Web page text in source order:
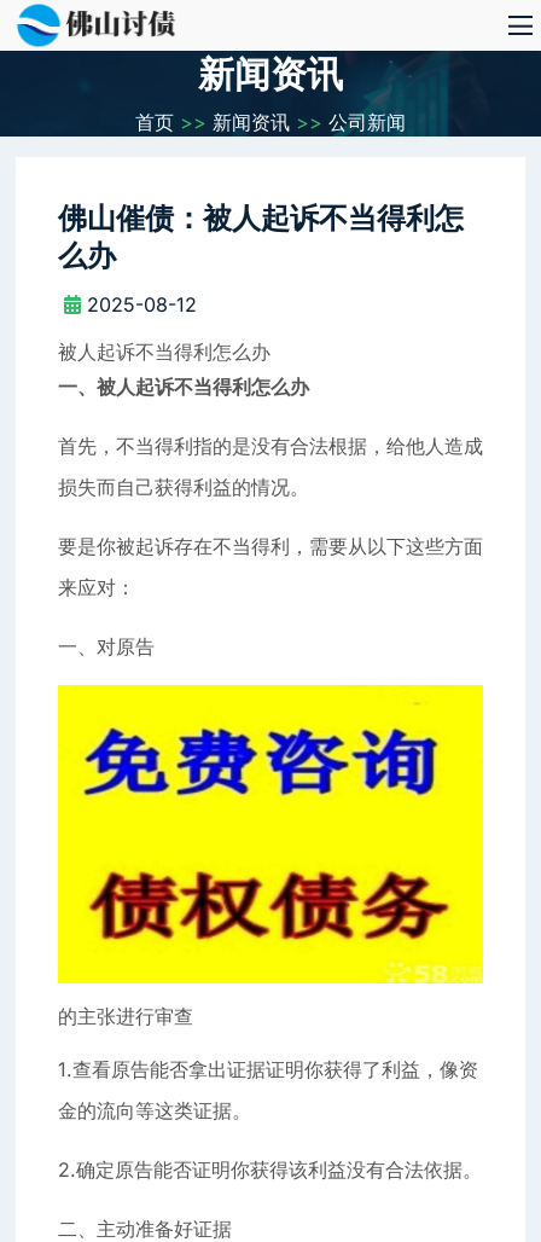
新闻资讯
首页 >> 新闻资讯 >> 公司新闻
佛山催债：被人起诉不当得利怎
么办
2025-08-12
被人起诉不当得利怎么办
一、被人起诉不当得利怎么办
首先，不当得利指的是没有合法根据，给他人造成
损失而自己获得利益的情况。
要是你被起诉存在不当得利，需要从以下这些方面
来应对：
一、对原告
的主张进行审查
1.查看原告能否拿出证据证明你获得了利益，像资
金的流向等这类证据。
2.确定原告能否证明你获得该利益没有合法依据。
二、主动准备好证据